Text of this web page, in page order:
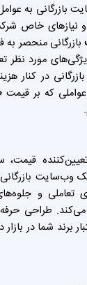
بازرگانی به
نیازهای خاص
بازرگانی منحصر
مورد نظر
در کنار
که بر قیمت
وب‌سایت
تعاملی و
طراحی
برند شما در